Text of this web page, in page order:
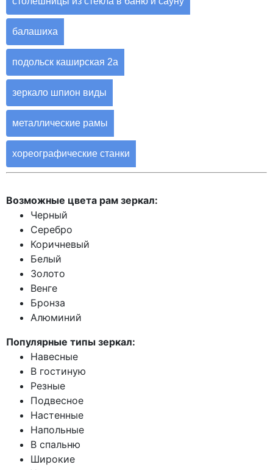
балашиха
подольск каширская 2а
зеркало шпион виды
металлические рамы
хореографические станки
Возможные цвета рам зеркал:
Черный
Серебро
Коричневый
Белый
Золото
Венге
Бронза
Алюминий
Популярные типы зеркал:
Навесные
В гостиную
Резные
Подвесное
Настенные
Напольные
В спальню
Широкие